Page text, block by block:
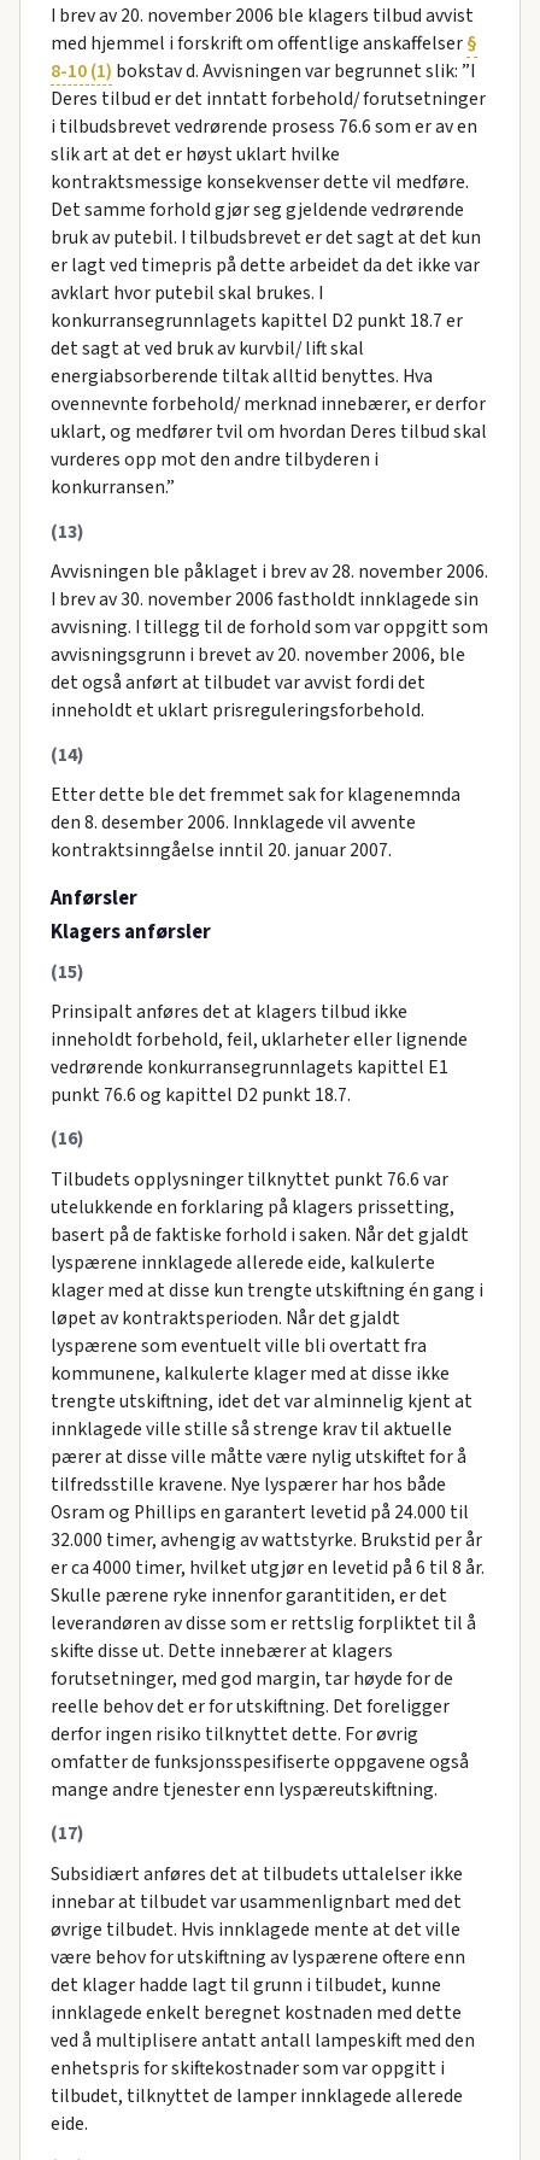
I brev av 20. november 2006 ble klagers tilbud avvist
med hjemmel i forskrift om offentlige anskaffelser§
8-10 (1) bokstav d. Avvisningen var begrunnet slik: ”I
Deres tilbud er det inntatt forbehold/ forutsetninger
i tilbudsbrevet vedrørende prosess 76.6 som er av en
slik art at det er høyst uklart hvilke
kontraktsmessige konsekvenser dette vil medføre.
Det samme forhold gjør seg gjeldende vedrørende
bruk av putebil. I tilbudsbrevet er det sagt at det kun
er lagt ved timepris på dette arbeidet da det ikke var
avklart hvor putebil skal brukes. I
konkurransegrunnlagets kapittel D2 punkt 18.7 er
det sagt at ved bruk av kurvbil/ lift skal
energiabsorberende tiltak alltid benyttes. Hva
ovennevnte forbehold/ merknad innebærer, er derfor
uklart, og medfører tvil om hvordan Deres tilbud skal
vurderes opp mot den andre tilbyderen i
konkurransen.”
(13)
Avvisningen ble påklaget i brev av 28. november 2006.
I brev av 30. november 2006 fastholdt innklagede sin
avvisning. I tillegg til de forhold som var oppgitt som
avvisningsgrunn i brevet av 20. november 2006, ble
det også anført at tilbudet var avvist fordi det
inneholdt et uklart prisreguleringsforbehold.
(14)
Etter dette ble det fremmet sak for klagenemnda
den 8. desember 2006. Innklagede vil avvente
kontraktsinngåelse inntil 20. januar 2007.
Anførsler
Klagers anførsler
(15)
Prinsipalt anføres det at klagers tilbud ikke
inneholdt forbehold, feil, uklarheter eller lignende
vedrørende konkurransegrunnlagets kapittel E1
punkt 76.6 og kapittel D2 punkt 18.7.
(16)
Tilbudets opplysninger tilknyttet punkt 76.6 var
utelukkende en forklaring på klagers prissetting,
basert på de faktiske forhold i saken. Når det gjaldt
lyspærene innklagede allerede eide, kalkulerte
klager med at disse kun trengte utskiftning én gang i
løpet av kontraktsperioden. Når det gjaldt
lyspærene som eventuelt ville bli overtatt fra
kommunene, kalkulerte klager med at disse ikke
trengte utskiftning, idet det var alminnelig kjent at
innklagede ville stille så strenge krav til aktuelle
pærer at disse ville måtte være nylig utskiftet for å
tilfredsstille kravene. Nye lyspærer har hos både
Osram og Phillips en garantert levetid på 24.000 til
32.000 timer, avhengig av wattstyrke. Brukstid per år
er ca 4000 timer, hvilket utgjør en levetid på 6 til 8 år.
Skulle pærene ryke innenfor garantitiden, er det
leverandøren av disse som er rettslig forpliktet til å
skifte disse ut. Dette innebærer at klagers
forutsetninger, med god margin, tar høyde for de
reelle behov det er for utskiftning. Det foreligger
derfor ingen risiko tilknyttet dette. For øvrig
omfatter de funksjonsspesifiserte oppgavene også
mange andre tjenester enn lyspæreutskiftning.
(17)
Subsidiært anføres det at tilbudets uttalelser ikke
innebar at tilbudet var usammenlignbart med det
øvrige tilbudet. Hvis innklagede mente at det ville
være behov for utskiftning av lyspærene oftere enn
det klager hadde lagt til grunn i tilbudet, kunne
innklagede enkelt beregnet kostnaden med dette
ved å multiplisere antatt antall lampeskift med den
enhetspris for skiftekostnader som var oppgitt i
tilbudet, tilknyttet de lamper innklagede allerede
eide.